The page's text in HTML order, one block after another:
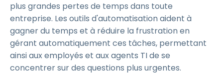
plus grandes pertes de temps dans toute
entreprise. Les outils d'automatisation aident à
gagner du temps et à réduire la frustration en
gérant automatiquement ces tâches, permettant
ainsi aux employés et aux agents TI de se
concentrer sur des questions plus urgentes.